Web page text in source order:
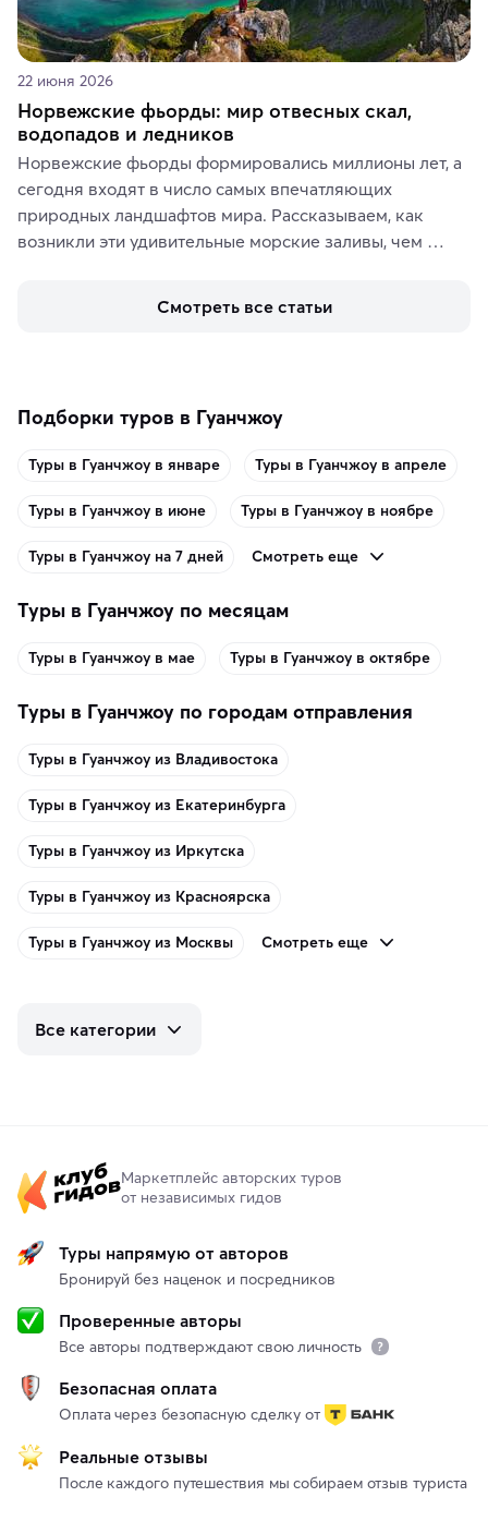
22 июня 2026
Норвежские фьорды: мир отвесных скал,
водопадов и ледников
Норвежские фьорды формировались миллионы лет, а
сегодня входят в число самых впечатляющих
природных ландшафтов мира. Рассказываем, как
возникли эти удивительные морские заливы, чем
включить в маршрут по Норвегии.
Смотреть все статьи
Подборки туров в Гуанчжоу
Туры в Гуанчжоу в январе Туры в Гуанчжоу в апреле
Туры в Гуанчжоу в июне Туры в Гуанчжоу в ноябре
Туры в Гуанчжоу на 7 дней Смотреть еще
Туры в Гуанчжоу по месяцам
Туры в Гуанчжоу в мае Туры в Гуанчжоу в октябре
Туры в Гуанчжоу по городам отправления
Туры в Гуанчжоу из Владивостока
Туры в Гуанчжоу из Екатеринбурга
Туры в Гуанчжоу из Иркутска
Туры в Гуанчжоу из Красноярска
Туры в Гуанчжоу из Москвы Смотреть еще
Все категории
Маркетплейс авторских туров
от независимых гидов
Туры напрямую от авторов
Бронируй без наценок и посредников
Проверенные авторы
Все авторы подтверждают свою личность
Безопасная оплата
Оплата через безопасную сделку от
Реальные отзывы
После каждого путешествия мы собираем отзыв туриста